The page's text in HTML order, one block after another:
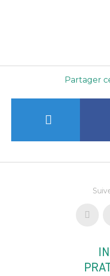
Partager